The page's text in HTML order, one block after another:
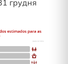
грудня